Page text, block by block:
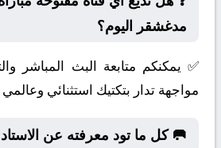
مدغشقر اليوم؟
✅ يمكنكم متابعة البث المباشر
مواجهة تدار بتكتيك استثنائي
🥅 كل ما تود معرفته عن